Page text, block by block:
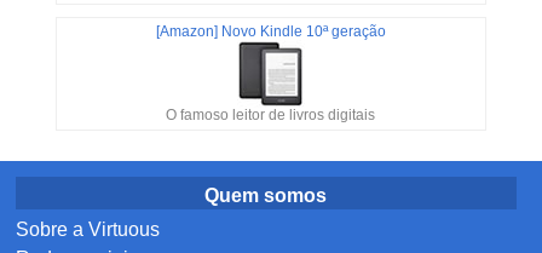
[Amazon] Novo Kindle 10ª geração
O famoso leitor de livros digitais
Quem somos
Sobre a Virtuous